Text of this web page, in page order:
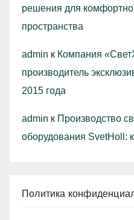
решения для
пространства
admin к Компания
производитель
2015 года
admin к Производство
оборудования SvetHoll:
Политика